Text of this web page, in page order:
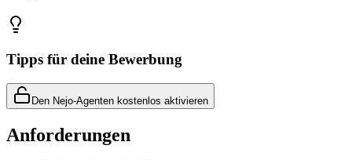
Tipps für deine Bewerbung
Den Nejo-Agenten kostenlos aktivieren
Anforderungen